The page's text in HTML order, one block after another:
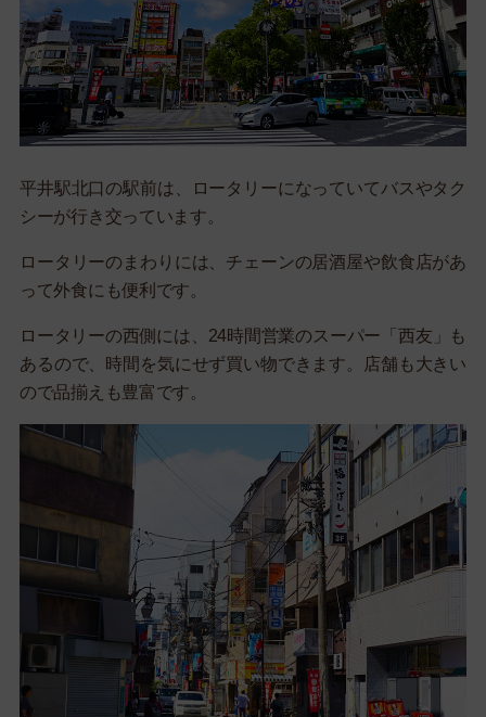
平井駅北口の駅前は、ロータリーになっていてバスやタク
シーが行き交っています。
ロータリーのまわりには、チェーンの居酒屋や飲食店があ
って外食にも便利です。
ロータリーの西側には、24時間営業のスーパー「西友」も
あるので、時間を気にせず買い物できます。店舗も大きい
ので品揃えも豊富です。